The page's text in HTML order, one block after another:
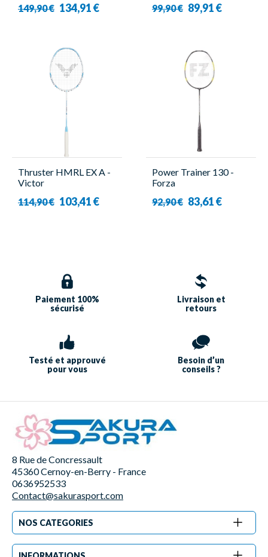
149,90 € 134,91 € 99,90 € 89,91 €
Thruster HMRL EX A -
Victor
114,90 € 103,41 €
Power Trainer 130 -
Forza
92,90 € 83,61 €
Paiement 100%
sécurisé
Livraison et
retours
Testé et approuvé
pour vous
Besoin d’un
conseils ?
8 Rue de Concressault
45360 Cernoy-en-Berry - France
0636952533
Contact@sakurasport.com
NOS CATEGORIES